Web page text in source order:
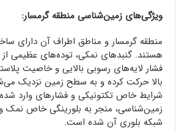
ویژگی‌های زمین‌شناسی منطقه گرمسار:
منطقه گرمسار و مناطق اطراف آن دارای
هستند. گنبدهای نمکی، توده‌های عظیمی
فشار لایه‌های رسوبی بالایی و خاصیت
بالا حرکت کرده و به سطح زمین نزدیک
شرایط خاص تکتونیکی و فشارهای وارد
زمین‌شناسی، منجر به بلورینگی خاص نمک
شبکه بلوری آن شده است.